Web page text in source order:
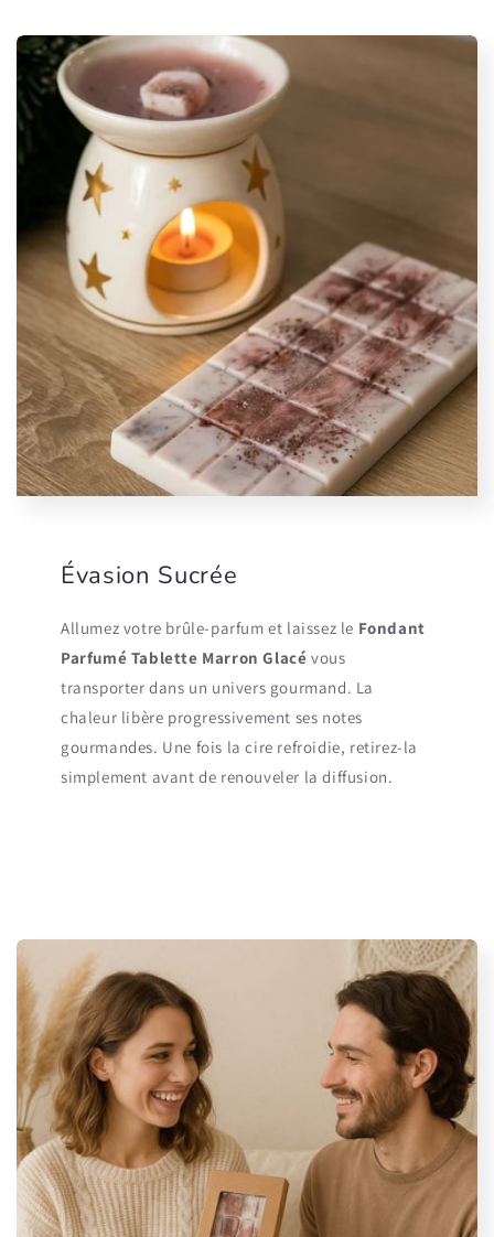
Évasion Sucrée
Allumez votre brûle-parfum et laissez le Fondant
Parfumé Tablette Marron Glacé vous
transporter dans un univers gourmand. La
chaleur libère progressivement ses notes
gourmandes. Une fois la cire refroidie, retirez-la
simplement avant de renouveler la diffusion.